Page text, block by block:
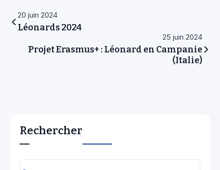
20 juin 2024
Léonards 2024
25 juin 2024
Projet Erasmus+ : Léonard en Campanie
(Italie)
Rechercher